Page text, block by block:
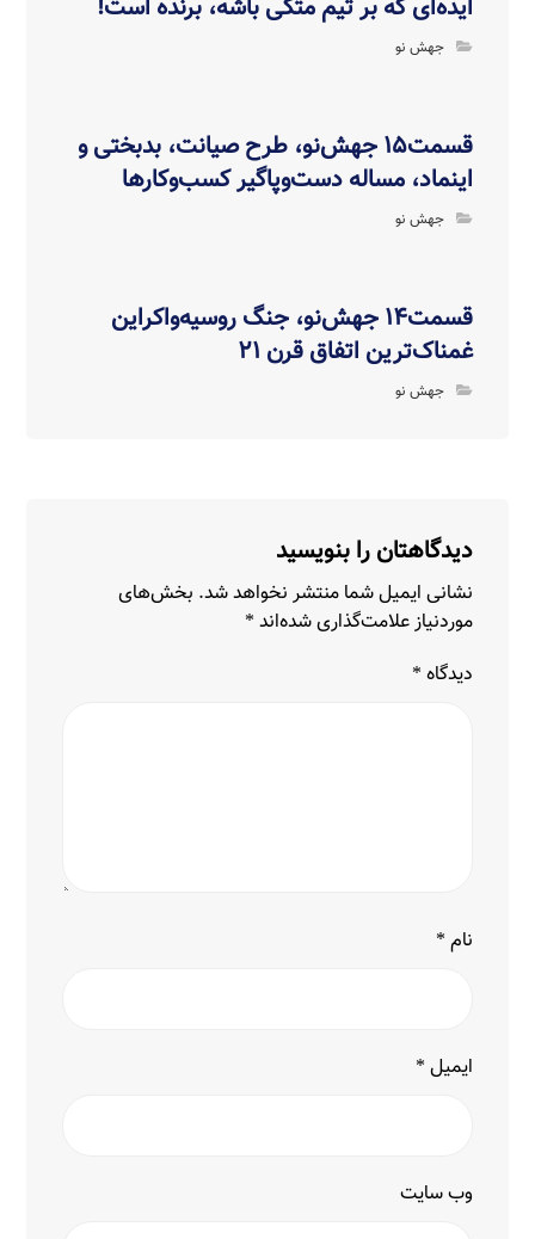
ایده‌ای که بر تیم متکی باشه، برنده است!
جهش نو
قسمت۱۵ جهش‌نو، طرح صیانت، بدبختی و
اینماد، مساله دست‌وپاگیر کسب‌وکارها
جهش نو
قسمت۱۴ جهش‌نو، جنگ روسیه‌واکراین
غمناک‌ترین اتفاق قرن ۲۱
جهش نو
دیدگاهتان را بنویسید
نشانی ایمیل شما منتشر نخواهد شد. بخش‌های
موردنیاز علامت‌گذاری شده‌اند *
دیدگاه *
نام *
ایمیل *
وب‌ سایت